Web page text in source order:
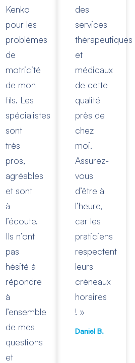
Kenko
pour les
problèmes
de
motricité
de mon
fils. Les
spécialistes
sont
très
pros,
agréables
et sont
à
l’écoute.
Ils n’ont
pas
hésité à
répondre
à
l’ensemble
de mes
questions
et
des
services
thérapeutiques
et
médicaux
de cette
qualité
près de
chez
moi.
Assurez-
vous
d’être à
l’heure,
car les
praticiens
respectent
leurs
créneaux
horaires
! »
Daniel B.